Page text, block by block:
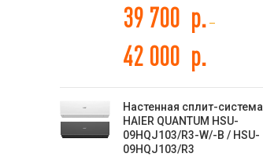
39 700 р. –
42 000 р.
Настенная сплит-система
HAIER QUANTUM HSU-
09HQJ103/R3-W/-B / HSU-
09HQJ103/R3